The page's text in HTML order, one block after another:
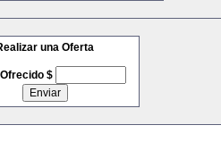
una Oferta
$